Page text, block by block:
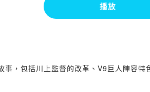
播放
，包括川上監督的改革、V9巨人陣容特